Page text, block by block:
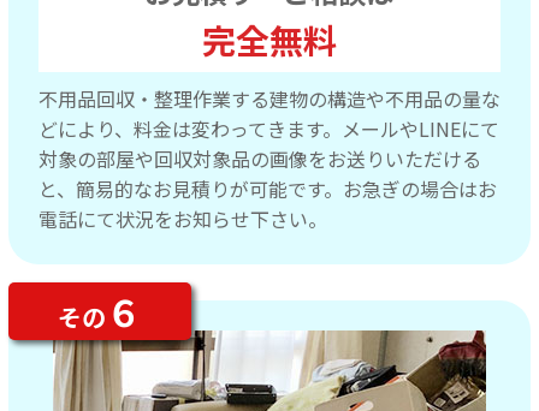
完全無料
不用品回収・整理作業する建物の構造や不用品の量な
どにより、料金は変わってきます。メールやLINEにて
対象の部屋や回収対象品の画像をお送りいただける
と、簡易的なお見積りが可能です。お急ぎの場合はお
電話にて状況をお知らせ下さい。
その ６